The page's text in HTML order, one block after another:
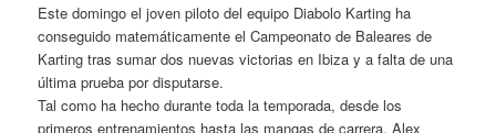
Este domingo el joven piloto del equipo Diabolo Karting ha
conseguido matemáticamente el Campeonato de Baleares de
Karting tras sumar dos nuevas victorias en Ibiza y a falta de una
última prueba por disputarse.
Tal como ha hecho durante toda la temporada, desde los
primeros entrenamientos hasta las mangas de carrera, Alex